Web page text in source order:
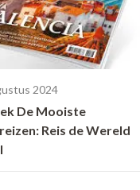
2024
De Mooiste
Reis de Wereld